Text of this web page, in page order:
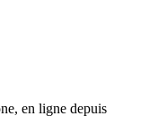
en ligne depuis